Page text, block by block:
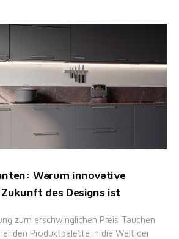
Warum innovative
des Designs ist
zum erschwinglichen Preis Tauchen
Produktpalette in die Welt der